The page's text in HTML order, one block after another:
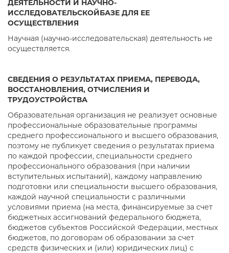
ДЕЯТЕЛЬНОСТИ И НАУЧНО-
ИССЛЕДОВАТЕЛЬСКОЙБАЗЕ ДЛЯ ЕЕ
ОСУЩЕСТВЛЕНИЯ
Научная (научно-исследовательская) деятельность не
осуществляется.
СВЕДЕНИЯ О РЕЗУЛЬТАТАХ ПРИЕМА, ПЕРЕВОДА,
ВОССТАНОВЛЕНИЯ, ОТЧИСЛЕНИЯ И
ТРУДОУСТРОЙСТВА
Образовательная организация не реализует основные
профессиональные образовательные программы
среднего профессионального и высшего образования,
поэтому не публикует сведения о результатах приема
по каждой профессии, специальности среднего
профессионального образования (при наличии
вступительных испытаний), каждому направлению
подготовки или специальности высшего образования,
каждой научной специальности с различными
условиями приема (на места, финансируемые за счет
бюджетных ассигнований федерального бюджета,
бюджетов субъектов Российской Федерации, местных
бюджетов, по договорам об образовании за счет
средств физических и (или) юридических лиц) с